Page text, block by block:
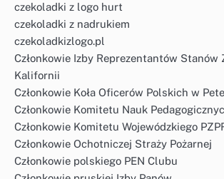
czekoladki z logo hurt
czekoladki z nadrukiem
czekoladkizlogo.pl
Członkowie Izby Reprezentantów Stanów
Kalifornii
Członkowie Koła Oficerów Polskich w
Członkowie Komitetu Nauk
Członkowie Komitetu Wojewódzkiego
Członkowie Ochotniczej Straży Pożarnej
Członkowie polskiego PEN Clubu